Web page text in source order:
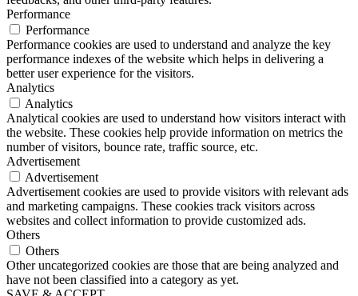
Performance
Performance
Performance cookies are used to understand and analyze the key
performance indexes of the website which helps in delivering a
better user experience for the visitors.
Analytics
Analytics
Analytical cookies are used to understand how visitors interact with
the website. These cookies help provide information on metrics the
number of visitors, bounce rate, traffic source, etc.
Advertisement
Advertisement
Advertisement cookies are used to provide visitors with relevant ads
and marketing campaigns. These cookies track visitors across
websites and collect information to provide customized ads.
Others
Others
Other uncategorized cookies are those that are being analyzed and
have not been classified into a category as yet.